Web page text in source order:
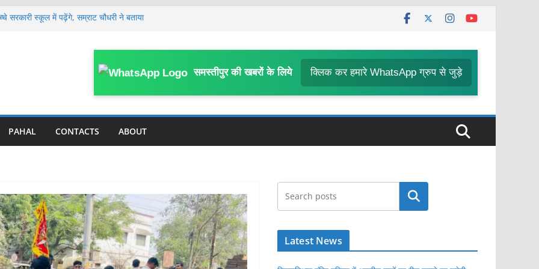
स्कूल में पढ़ेंगे, सम्राट चौधरी ने बताया
पास पहुंचे तेजस्वी यादव, AK 47 चलाने वाले
रिकवर करने की नई व्यवस्था लागू, बैंक से बाहर
समस्तीपुर की खबरों के लिये क्लिक कर हमारे WhatsApp ग्रुप से जुड़े
PAHAL CONTACTS ABOUT
खोजें
Latest News